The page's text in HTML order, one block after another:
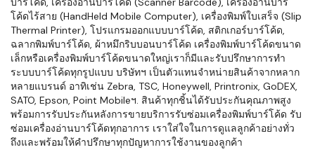
โค้ดไร้สาย (HandHeld Mobile Computer), เครื่องพิมพ์ใบเสร็จ (Slip
Thermal Printer), โปรแกรมออกแบบบาร์โค้ด, สติกเกอร์บาร์โค้ด,
ฉลากพิมพ์บาร์โค้ด, ผ้าหมึกริบบอนบาร์โค้ด เครื่องพิมพ์บาร์โค้ดขนาด
เล็กหรือเครื่องพิมพ์บาร์โค้ดขนาดใหญ่เราก็มีและรับปรึกษาการทำ
ระบบบาร์โค้ดทุกรูปแบบ บริษัทฯ เป็นตัวแทนจำหน่ายสินค้าจากหลาก
หลายแบรนด์ อาทิเช่น Zebra, TSC, Honeywell, Printronix, GoDEX,
SATO, Epson, Point Mobileฯ. สินค้าทุกชิ้นได้รับประกันคุณภาพสูง
พร้อมการรับประกันหลังการขายบริการรับซ่อมเครื่องพิมพ์บาร์โค้ด รับ
ซ่อมเครื่องอ่านบาร์โค้ดทุกอาการ เราใส่ใจในการดูแลลูกค้าอย่างทั่ว
ถึงและพร้อมให้คำปรึกษาทุกปัญหาการใช้งานของลูกค้า